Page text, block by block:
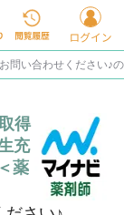
問い合わせください♪
得
充
薬